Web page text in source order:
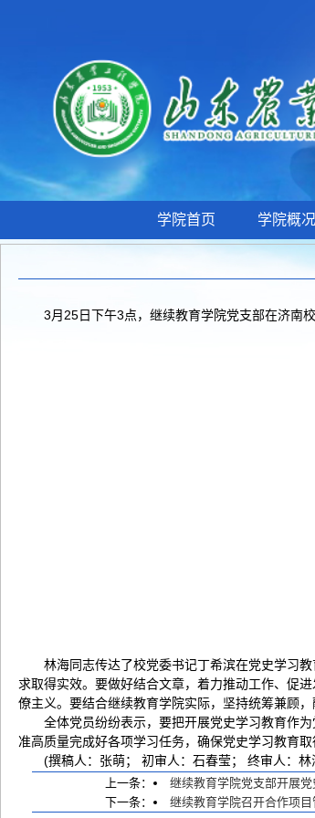
学院首页 学院概况
3月25日下午3点，继续教育学院党支部在济南
林海同志传达了校党委书记丁希滨在党史学习
求取得实效。要做好结合文章，着力推动工作、促
僚主义。要结合继续教育学院实际，坚持统筹兼顾
全体党员纷纷表示，要把开展党史学习教育作
准高质量完成好各项学习任务，确保党史学习教育取
(撰稿人：张萌； 初审人：石春莹； 终审人：林
上一条：
继续教育学院党支部开展
下一条：
继续教育学院召开合作项